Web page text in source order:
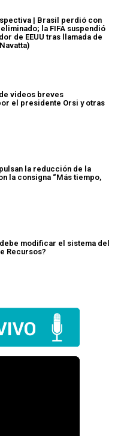
| Brasil perdió con
la FIFA suspendió
de EEUU tras llamada de
videos breves
el presidente Orsi y otras
la reducción de la
la consigna “Más tiempo,
modificar el sistema del
Recursos?